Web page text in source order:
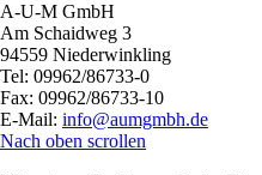
A-U-M GmbH
Am Schaidweg 3
94559 Niederwinkling
Tel: 09962/86733-0
Fax: 09962/86733-10
E-Mail: info@aumgmbh.de
Nach oben scrollen